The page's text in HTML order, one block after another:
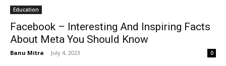
Education
Facebook – Interesting And Inspiring Facts
About Meta You Should Know
Banu Mitra - July 4, 2023 0